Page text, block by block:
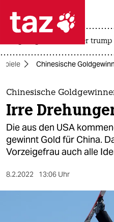
 taz
taz zahl ich
themen
politik
öko
gesellschaft
usa unter trump
Chinesische
Chinesische
Irre
Die aus den USA
gewinnt Gold für China.
Vorzeigefrau auch alle
8.2.2022 13:06 Uhr